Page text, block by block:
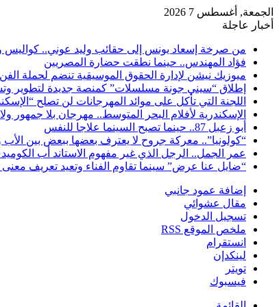
الجمعة, أغسطس 7 2026
أخبار عاجلة
من صرخة إسعاد يونس إلى حقائب وليد عوني.. كواليس
فؤاد المهندس.. حينما نطقت حضارة المصريين
ميوزيك نيشن لإدارة الحقوق الموسيقية تنضم لحملة
إطلاق “سيني جونة مسلسلات” كمنصة جديدة لتطوير
اللجنة التي تأكل على موائد المهرجانات لن تصلح
الإسكندرية لأفلام البحر المتوسط.. مهرجان بلا جمهور
أبو زعبل 87.. حينما تصبح السينما علاجا للنفس
“كولونيا”.. معركة جروح لا يعترف بعضها ببعض بين الأب
عمر الجمل.. الرجل الذي غير مفهوم الاستاند أب
“ضايل عنا عرض” سينما تقاوم الفناء وتعيد تعريف معنى
إضافة عمود جانبي
مقال عشوائي
تسجيل الدخول
ملخص الموقع RSS
انستقرام
لينكدإن
تويتر
فيسبوك